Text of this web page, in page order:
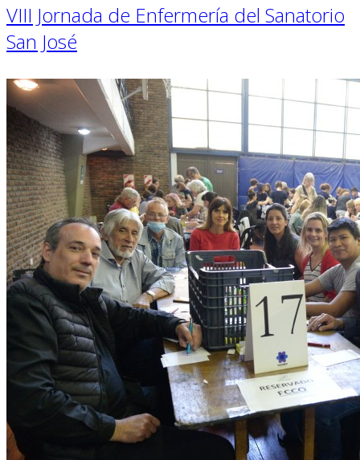
VIII Jornada de Enfermería del Sanatorio
San José